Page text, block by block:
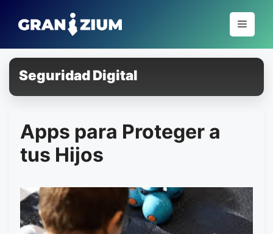
para
conteúdo
Menu
Seguridad Digital
Apps para Proteger a
tus Hijos